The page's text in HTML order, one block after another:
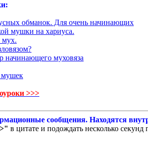
обманок. Для очень начинающих
мушки на хариуса.
мух.
начинающего муховяза
мушек
>>>
сообщения. Находятся
в цитате и подождать несколько